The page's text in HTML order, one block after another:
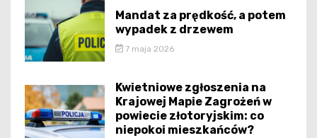
Mandat za prędkość, a potem
wypadek z drzewem
7 maja 2026
Kwietniowe zgłoszenia na
Krajowej Mapie Zagrożeń w
powiecie złotoryjskim: co
niepokoi mieszkańców?